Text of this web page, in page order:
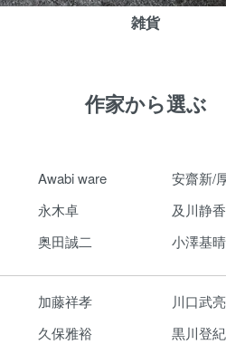
雑貨
作家から選ぶ
Awabi ware 安齋新/
永木卓 及川静香
奥田誠二 小澤基晴
加藤祥孝 川口武亮
久保雅裕 黒川登